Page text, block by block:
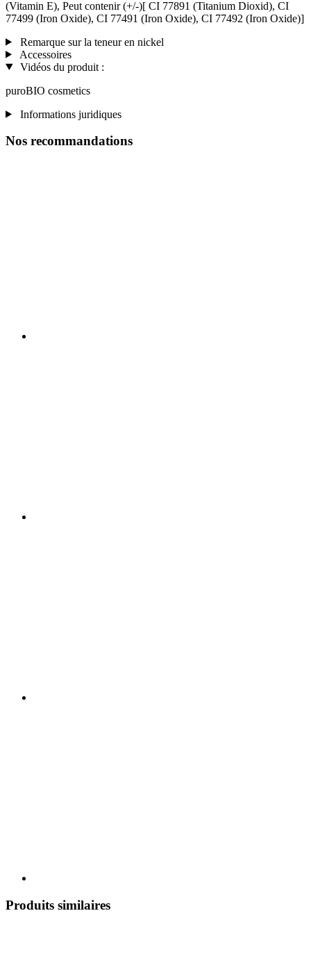
(Vitamin E), Peut contenir (+/-)[ CI 77891 (Titanium Dioxid), CI
77499 (Iron Oxide), CI 77491 (Iron Oxide), CI 77492 (Iron Oxide)]
Remarque sur la teneur en nickel
Accessoires
Vidéos du produit :
puroBIO cosmetics
Informations juridiques
Nos recommandations
Produits similaires